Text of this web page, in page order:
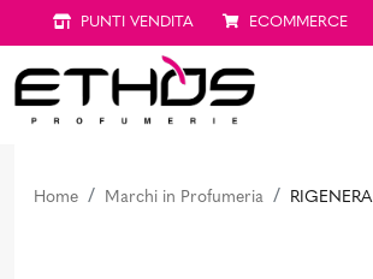
PUNTI VENDITA ECOMMERCE
Home Marchi in Profumeria RIGENERA